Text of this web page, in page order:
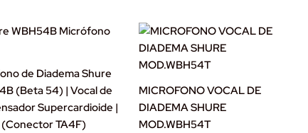
de Diadema Shure
(Beta 54) | Vocal de
Supercardioide |
TA4F)
MICROFONO VOCAL DE
DIADEMA SHURE
MOD.WBH54T